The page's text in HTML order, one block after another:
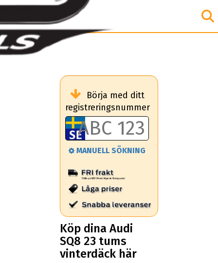
Börja med ditt
registreringsnummer
MANUELL SÖKNING
Köp dina Audi
SQ8 23 tums
vinterdäck här